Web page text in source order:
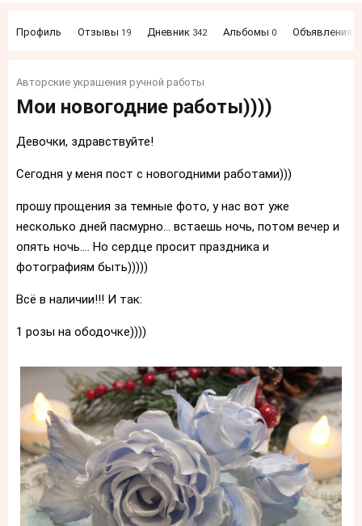
Профиль Отзывы 19 Дневник 342 Альбомы 0 Объявления
Авторские украшения ручной работы
Мои новогодние работы))))
Девочки, здравствуйте!
Сегодня у меня пост с новогодними работами)))
прошу прощения за темные фото, у нас вот уже
несколько дней пасмурно... встаешь ночь, потом вечер и
опять ночь.... Но сердце просит праздника и
фотографиям быть)))))
Всё в наличии!!! И так:
1 розы на ободочке))))